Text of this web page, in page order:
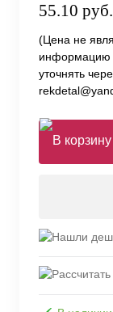
55.10 руб.
(Цена не
информацию
уточнять